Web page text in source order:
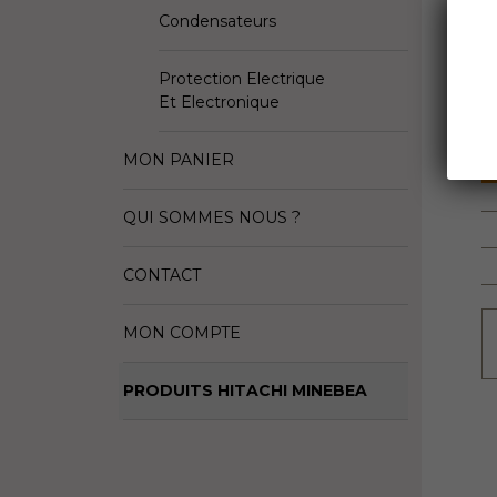
Condensateurs
Protection Electrique
Et Electronique
MON PANIER
QUI SOMMES NOUS ?
CONTACT
MON COMPTE
PRODUITS HITACHI MINEBEA